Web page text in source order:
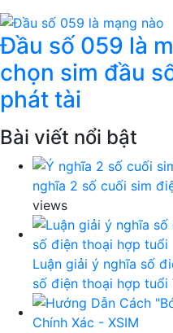
Đầu số 059 là
chọn sim đầu
phát tài
Bài viết nổi bật
nghĩa 2 số cuối sim
views
Luận giải ý nghĩa số
số điện thoại hợp tuổi